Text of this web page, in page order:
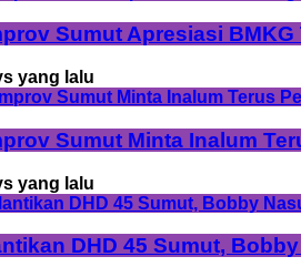
Sumut Apresiasi
yang lalu
Sumut Minta Inalum
yang lalu
DHD 45 Sumut,